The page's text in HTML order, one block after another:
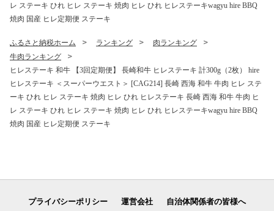
レ ステーキ ひれ ヒレ ステーキ 焼肉 ヒレ ひれ ヒレステーキwagyu hire BBQ
焼肉 国産 ヒレ定期便 ステーキ
ふるさと納税ホーム ランキング
肉ランキング
牛肉ランキング
ヒレステーキ 和牛 【3回定期便】 長崎和牛 ヒレステーキ 計300g（2枚） hire
ヒレステーキ ＜スーパーウエスト＞ [CAG214] 長崎 西海 和牛 牛肉 ヒレ ステ
ーキ ひれ ヒレ ステーキ 焼肉 ヒレ ひれ ヒレステーキ 長崎 西海 和牛 牛肉 ヒ
レ ステーキ ひれ ヒレ ステーキ 焼肉 ヒレ ひれ ヒレステーキwagyu hire BBQ
焼肉 国産 ヒレ定期便 ステーキ
プライバシーポリシー 運営会社 自治体関係者の皆様へ